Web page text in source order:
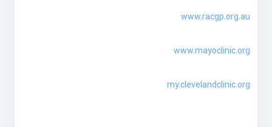
www.racgp.org.au
www.mayoclinic.org
my.clevelandclinic.org